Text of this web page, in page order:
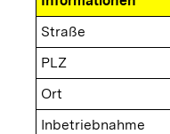
Straße
PLZ
Ort
Inbetriebnahme